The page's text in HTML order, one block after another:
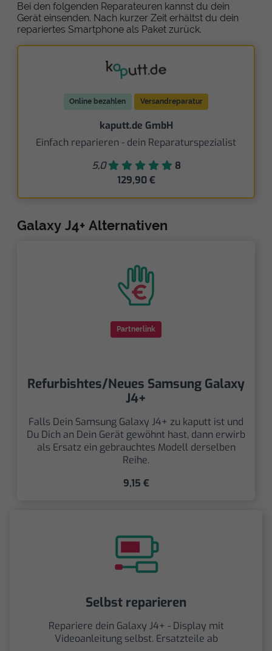
Bei den folgenden Reparateuren kannst du dein
Gerät einsenden. Nach kurzer Zeit erhältst du dein
repariertes Smartphone als Paket zurück.
Online bezahlen Versandreparatur
kaputt.de GmbH
Einfach reparieren - dein Reparaturspezialist
5,0
8
129,90 €
Galaxy J4+ Alternativen
Partnerlink
Refurbishtes/Neues Samsung Galaxy
J4+
Falls Dein Samsung Galaxy J4+ zu kaputt ist und
Du Dich an Dein Gerät gewöhnt hast, dann erwirb
als Ersatz ein gebrauchtes Modell derselben
Reihe.
9,15 €
Selbst reparieren
Repariere dein Galaxy J4+ - Display mit
Videoanleitung selbst. Ersatzteile ab